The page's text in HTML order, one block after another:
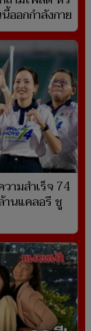
อกกำลังกาย
ามสำเร็จ 74
านแคลอรี ชู